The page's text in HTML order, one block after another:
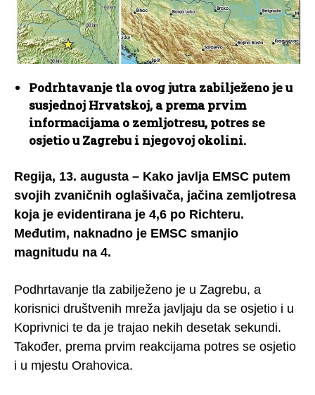
Podrhtavanje tla ovog jutra zabilježeno je u
susjednoj Hrvatskoj, a prema prvim
informacijama o zemljotresu, potres se
osjetio u Zagrebu i njegovoj okolini.
Regija, 13. augusta – Kako javlja EMSC putem
svojih zvaničnih oglašivača, jačina zemljotresa
koja je evidentirana je 4,6 po Richteru.
Međutim, naknadno je EMSC smanjio
magnitudu na 4.
Podhrtavanje tla zabilježeno je u Zagrebu, a
korisnici društvenih mreža javljaju da se osjetio i u
Koprivnici te da je trajao nekih desetak sekundi.
Također, prema prvim reakcijama potres se osjetio
i u mjestu Orahovica.